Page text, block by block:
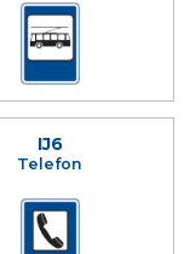
IJ6
Telefon